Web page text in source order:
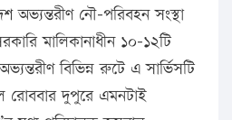
অভ্যন্তরীণ নৌ-পরিবহন সংস্থা
মালিকানাধীন ১০-১২টি
বিভিন্ন রুটে এ সার্ভিসটি
রোববার দুপুরে এমনটাই